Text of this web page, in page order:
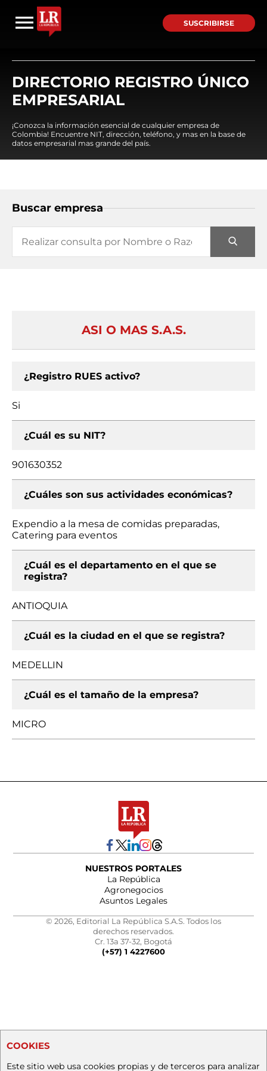
SUSCRIBIRSE
DIRECTORIO REGISTRO ÚNICO
EMPRESARIAL
¡Conozca la información esencial de cualquier empresa de
Colombia! Encuentre NIT, dirección, teléfono, y mas en la base de
datos empresarial mas grande del país.
Buscar empresa
ASI O MAS S.A.S.
¿Registro RUES activo?
Si
¿Cuál es su NIT?
901630352
¿Cuáles son sus actividades económicas?
Expendio a la mesa de comidas preparadas,
Catering para eventos
¿Cuál es el departamento en el que se
registra?
ANTIOQUIA
¿Cuál es la ciudad en el que se registra?
MEDELLIN
¿Cuál es el tamaño de la empresa?
MICRO
NUESTROS PORTALES
La República
Agronegocios
Asuntos Legales
© 2026, Editorial La República S.A.S. Todos los
derechos reservados.
Cr. 13a 37-32, Bogotá
(+57) 1 4227600
COOKIES
Este sitio web usa cookies propias y de terceros para analizar